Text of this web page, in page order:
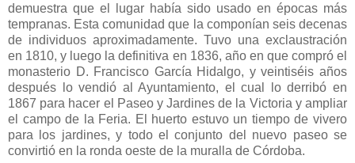
demuestra que el lugar había sido usado en épocas más
tempranas. Esta comunidad que la componían seis decenas
de individuos aproximadamente. Tuvo una exclaustración
en 1810, y luego la definitiva en 1836, año en que compró el
monasterio D. Francisco García Hidalgo, y veintiséis años
después lo vendió al Ayuntamiento, el cual lo derribó en
1867 para hacer el Paseo y Jardines de la Victoria y ampliar
el campo de la Feria. El huerto estuvo un tiempo de vivero
para los jardines, y todo el conjunto del nuevo paseo se
convirtió en la ronda oeste de la muralla de Córdoba.